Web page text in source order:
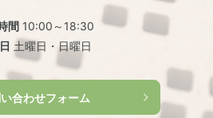
間 10:00～18:30
土曜日・日曜日
合わせフォーム